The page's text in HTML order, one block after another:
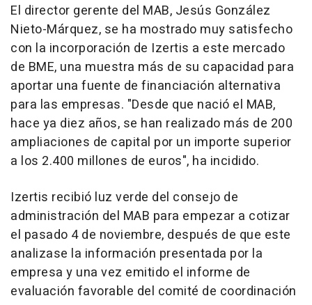
El director gerente del MAB, Jesús González
Nieto-Márquez, se ha mostrado muy satisfecho
con la incorporación de Izertis a este mercado
de BME, una muestra más de su capacidad para
aportar una fuente de financiación alternativa
para las empresas. "Desde que nació el MAB,
hace ya diez años, se han realizado más de 200
ampliaciones de capital por un importe superior
a los 2.400 millones de euros", ha incidido.
Izertis recibió luz verde del consejo de
administración del MAB para empezar a cotizar
el pasado 4 de noviembre, después de que este
analizase la información presentada por la
empresa y una vez emitido el informe de
evaluación favorable del comité de coordinación